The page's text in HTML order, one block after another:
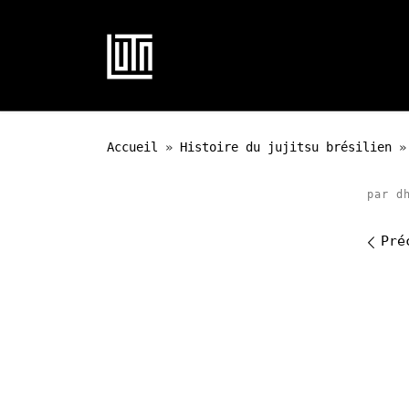
Accueil » Histoire du jujitsu brésilien »
par